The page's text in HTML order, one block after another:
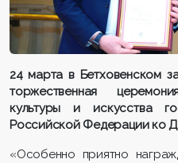
24 марта в Бетховенском
торжественная
культуры и искусства
Российской Федерации ко
«Особенно приятно